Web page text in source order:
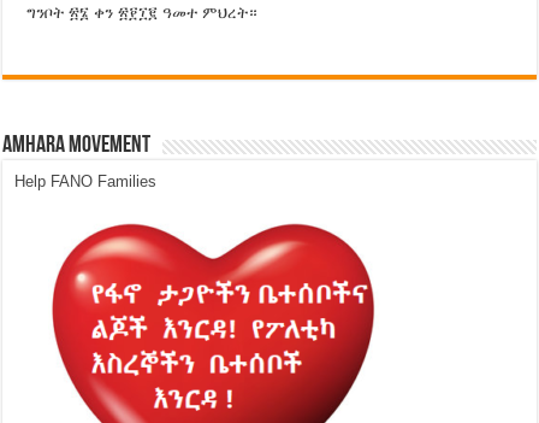
ግንቦት ፳፮ ቀን ፳፻፲፪ ዓመተ ምህረት።
Amhara Movement
Help FANO Families